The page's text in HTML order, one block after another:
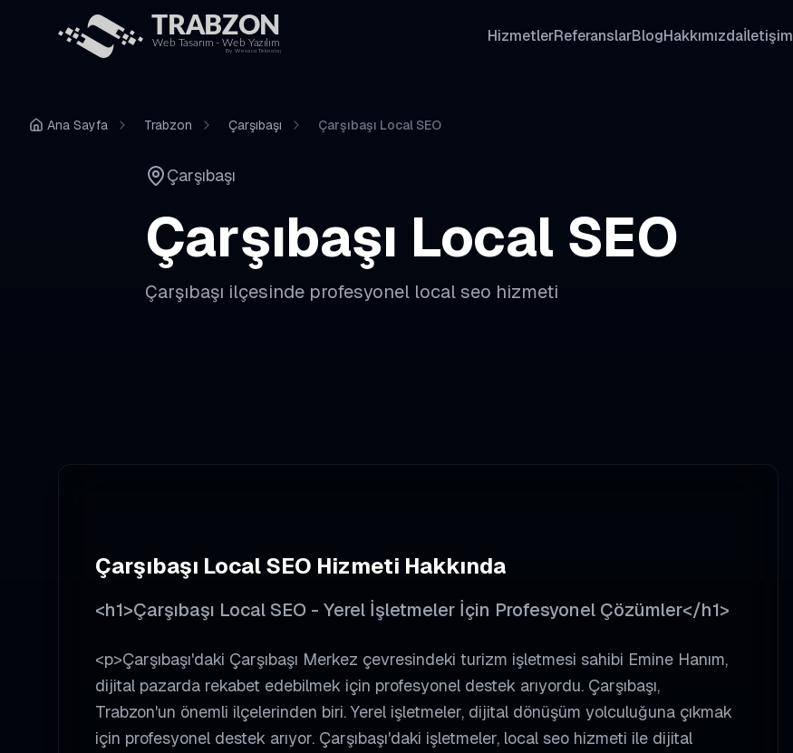
HizmetlerReferanslarBlogHakkımızdaİletişim
Ana Sayfa Trabzon Çarşıbaşı Çarşıbaşı Local SEO
Çarşıbaşı
Çarşıbaşı Local SEO
Çarşıbaşı ilçesinde profesyonel local seo hizmeti
Çarşıbaşı Local SEO Hizmeti Hakkında
<h1>Çarşıbaşı Local SEO - Yerel İşletmeler İçin Profesyonel Çözümler</h1>
<p>Çarşıbaşı'daki Çarşıbaşı Merkez çevresindeki turizm işletmesi sahibi Emine Hanım,
dijital pazarda rekabet edebilmek için profesyonel destek arıyordu. Çarşıbaşı,
Trabzon'un önemli ilçelerinden biri. Yerel işletmeler, dijital dönüşüm yolculuğuna çıkmak
için profesyonel destek arıyor. Çarşıbaşı'daki işletmeler, local seo hizmeti ile dijital